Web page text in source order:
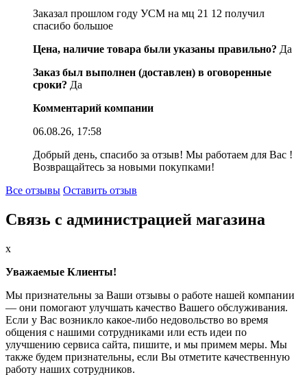
Заказал прошлом году УСМ на мц 21 12 получил
спасибо большое
Цена, наличие товара были указаны правильно? Да
Заказ был выполнен (доставлен) в оговоренные
сроки? Да
Комментарий компании
06.08.26, 17:58
Добрый день, спасибо за отзыв! Мы работаем для Вас !
Возвращайтесь за новыми покупками!
Все отзывы Оставить отзыв
Связь с администрацией магазина
x
Уважаемые Клиенты!
Мы признательны за Ваши отзывы о работе нашей компании
— они помогают улучшать качество Вашего обслуживания.
Если у Вас возникло какое-либо недовольство во время
общения с нашими сотрудниками или есть идеи по
улучшению сервиса сайта, пишите, и мы примем меры. Мы
также будем признательны, если Вы отметите качественную
работу наших сотрудников.